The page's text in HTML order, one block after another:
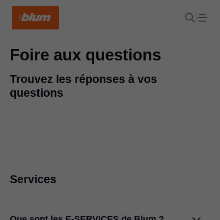
Foire aux questions
Trouvez les réponses à vos
questions
Services